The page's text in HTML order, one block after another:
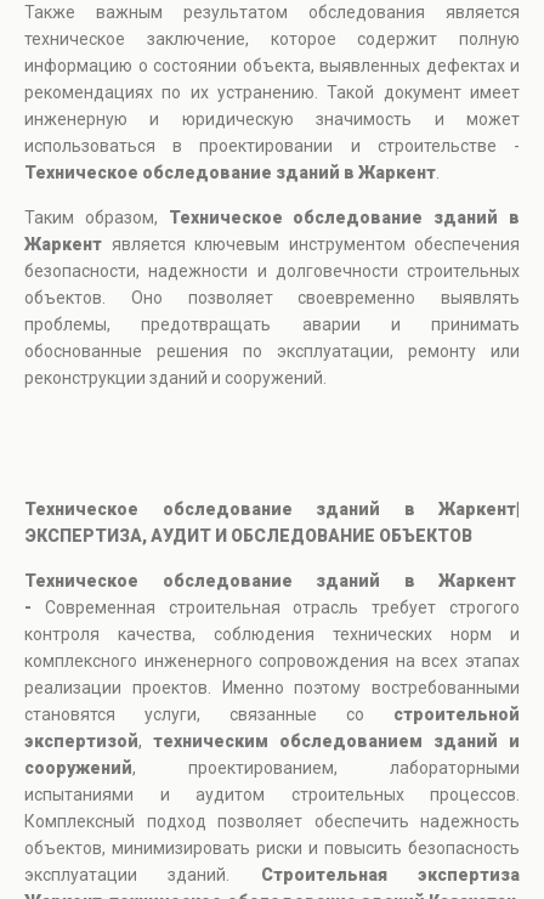
Также важным результатом обследования является
техническое заключение, которое содержит полную
информацию о состоянии объекта, выявленных дефектах и
рекомендациях по их устранению. Такой документ имеет
инженерную и юридическую значимость и может
использоваться в проектировании и строительстве -
Техническое обследование зданий в Жаркент
Таким образом, Техническое обследование зданий в
Жаркент является ключевым инструментом обеспечения
безопасности, надежности и долговечности строительных
объектов. Оно позволяет своевременно выявлять
проблемы, предотвращать аварии и принимать
обоснованные решения по эксплуатации, ремонту или
реконструкции зданий и сооружений.
Техническое обследование зданий в Жаркент|
ЭКСПЕРТИЗА, АУДИТ И ОБСЛЕДОВАНИЕ ОБЪЕКТОВ
Техническое обследование зданий в Жаркент
- Современная строительная отрасль требует строгого
контроля качества, соблюдения технических норм и
комплексного инженерного сопровождения на всех этапах
реализации проектов. Именно поэтому востребованными
становятся услуги, связанные со строительной
экспертизой, техническим обследованием зданий и
сооружений, проектированием, лабораторными
испытаниями и аудитом строительных процессов.
Комплексный подход позволяет обеспечить надежность
объектов, минимизировать риски и повысить безопасность
эксплуатации зданий. Строительная экспертиза